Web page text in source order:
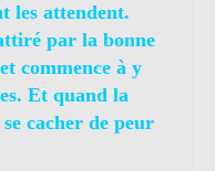
les attendent.
par la bonne
commence à y
Et quand la
cacher de peur